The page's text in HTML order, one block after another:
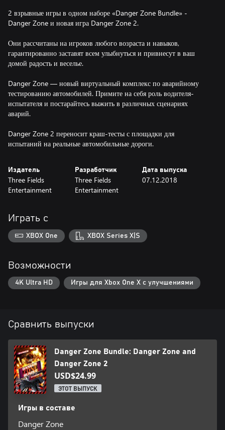
2 взрывные игры в одном наборе «Danger Zone Bundle» -
Danger Zone и новая игра Danger Zone 2.
Они рассчитаны на игроков любого возраста и навыков,
гарантированно заставят всем улыбнуться и привнесут в ваш
домой радость и веселье.
Danger Zone — новый виртуальный комплекс по аварийному
тестированию автомобилей. Примите на себя роль водителя-
испытателя и постарайтесь выжить в различных сценариях
аварий.
Danger Zone 2 переносит краш-тесты с площадки для
испытаний на реальные автомобильные дороги.
Издатель
Three Fields
Entertainment
Разработчик
Three Fields
Entertainment
Дата выпуска
07.12.2018
Играть с
XBOX One XBOX Series X|S
Возможности
4K Ultra HD Игры для Xbox One X с улучшениями
Сравнить выпуски
Danger Zone Bundle: Danger Zone and
Danger Zone 2
USD$24.99
ЭТОТ ВЫПУСК
Игры в составе
Danger Zone